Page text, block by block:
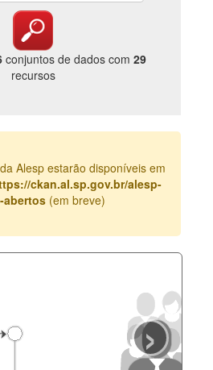
conjuntos de dados com 29
recursos
Alesp estarão disponíveis em
ckan.al.sp.gov.br/alesp-
abertos (em breve)
›